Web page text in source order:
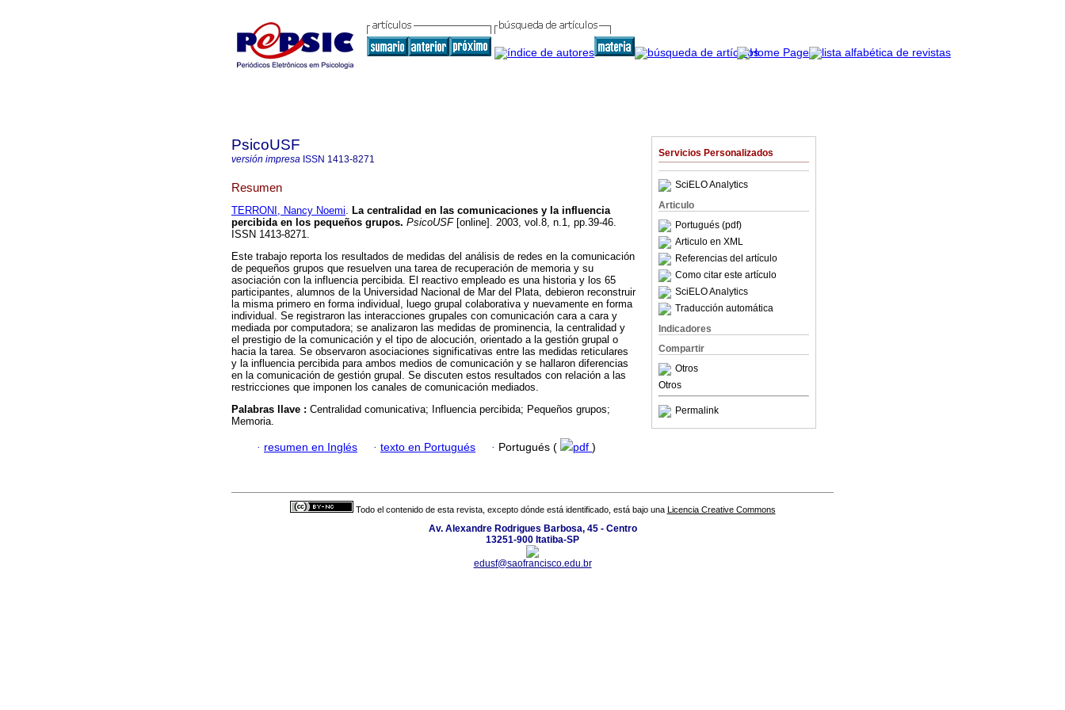
Servicios Personalizados
SciELO Analytics
Articulo
Portugués (pdf)
Articulo en XML
Referencias del artículo
Como citar este artículo
SciELO Analytics
Traducción automática
Indicadores
Compartir
Otros
Otros
Permalink
PsicoUSF
versión impresa ISSN 1413-8271
Resumen
TERRONI, Nancy Noemi. La centralidad en las comunicaciones y la influencia
percibida en los pequeños grupos. PsicoUSF[online]. 2003, vol.8, n.1, pp.39-46.
ISSN 1413-8271.
Este trabajo reporta los resultados de medidas del análisis de redes en la comunicación
de pequeños grupos que resuelven una tarea de recuperación de memoria y su
asociación con la influencia percibida. El reactivo empleado es una historia y los 65
participantes, alumnos de la Universidad Nacional de Mar del Plata, debieron reconstruir
la misma primero en forma individual, luego grupal colaborativa y nuevamente en forma
individual. Se registraron las interacciones grupales con comunicación cara a cara y
mediada por computadora; se analizaron las medidas de prominencia, la centralidad y
el prestigio de la comunicación y el tipo de alocución, orientado a la gestión grupal o
hacia la tarea. Se observaron asociaciones significativas entre las medidas reticulares
y la influencia percibida para ambos medios de comunicación y se hallaron diferencias
en la comunicación de gestión grupal. Se discuten estos resultados con relación a las
restricciones que imponen los canales de comunicación mediados.
Palabras llave : Centralidad comunicativa; Influencia percibida; Pequeños grupos;
Memoria.
· resumen en Inglés · texto en Portugués · Portugués ( pdf )
Todo el contenido de esta revista, excepto dónde está identificado, está bajo una Licencia Creative Commons
Av. Alexandre Rodrigues Barbosa, 45 - Centro
13251-900 Itatiba-SP
edusf@saofrancisco.edu.br